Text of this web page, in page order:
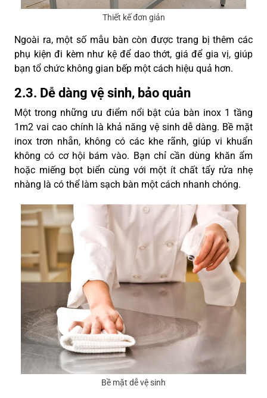
Thiết kế đơn giản
Ngoài ra, một số mẫu bàn còn được trang bị thêm các
phụ kiện đi kèm như kệ để dao thớt, giá để gia vị, giúp
bạn tổ chức không gian bếp một cách hiệu quả hơn.
2.3. Dễ dàng vệ sinh, bảo quản
Một trong những ưu điểm nổi bật của bàn inox 1 tầng
1m2 vai cao chính là khả năng vệ sinh dễ dàng. Bề mặt
inox trơn nhẵn, không có các khe rãnh, giúp vi khuẩn
không có cơ hội bám vào. Bạn chỉ cần dùng khăn ẩm
hoặc miếng bọt biển cùng với một ít chất tẩy rửa nhẹ
nhàng là có thể làm sạch bàn một cách nhanh chóng.
Bề mặt dễ vệ sinh